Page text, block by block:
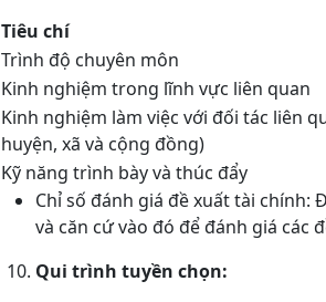
Tiêu chí
Trình độ chuyên môn
Kinh nghiệm trong lĩnh vực liên quan
Kinh nghiệm làm việc với đối tác liên
huyện, xã và cộng đồng)
Kỹ năng trình bày và thúc đẩy
Chỉ số đánh giá đề xuất tài chính:
và căn cứ vào đó để đánh giá các
Qui trình tuyền chọn: